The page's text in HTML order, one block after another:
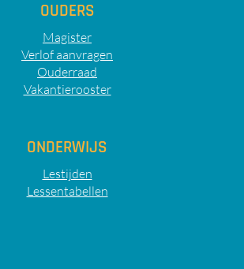
OUDERS
Magister
Verlof aanvragen
Ouderraad
Vakantierooster
ONDERWIJS
Lestijden
Lessentabellen